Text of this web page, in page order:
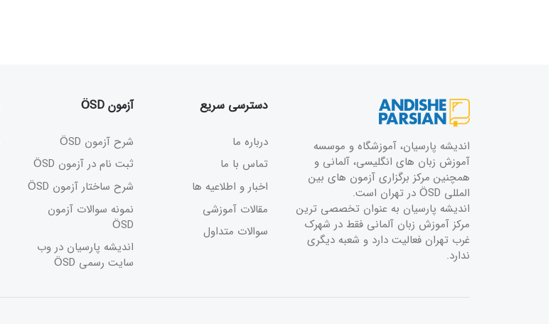
اندیشه پارسیان، آموزشگاه و موسسه
آموزش زبان های انگلیسی، آلمانی و
همچنین مرکز برگزاری آزمون های بین
المللی ÖSD در تهران است.
اندیشه پارسیان به عنوان تخصصی ترین
مرکز آموزش زبان آلمانی فقط در شهرک
غرب تهران فعالیت دارد و شعبه دیگری
ندارد.
دسترسی سریع
درباره ما
تماس با ما
اخبار و اطلاعیه ها
مقالات آموزشی
سوالات متداول
آزمون ÖSD
شرح آزمون ÖSD
ثبت نام در آزمون ÖSD
شرح ساختار آزمون ÖSD
نمونه سوالات آزمون
ÖSD
اندیشه پارسیان در وب
سایت رسمی ÖSD